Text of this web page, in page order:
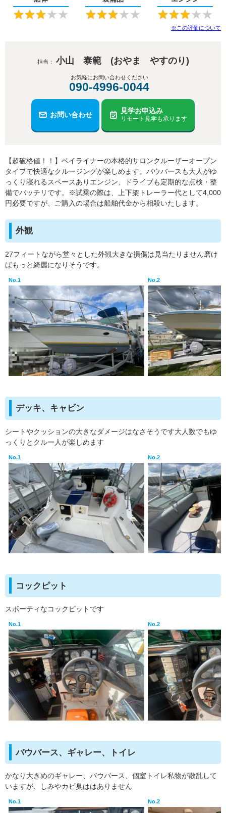
★★★★★ ★★★★★ ★★★★★
※この評価について
担当： 小山 泰範 (おやま やすのり)
お気軽にお問い合わせください
090-4996-0044
お問い合わせ 見学お申込み
リモート見学も承ります
【超破格値！！】ベイライナーの本格的サロンクルーザーオープン
タイプで快適なクルージングが楽しめます。バウバースも大人がゆ
っくり寝れるスペースありエンジン、ドライブも定期的な点検・整
備でバッチリです。※試乗の際は、上下架トレーラー代として4,000
円必要ですが、ご購入の場合は船舶代金から相殺いたします。
外観
27フィートながら堂々とした外観大きな損傷は見当たりません磨け
ばもっと綺麗になりそうです。
No.1 No.2
デッキ、キャビン
シートやクッションの大きなダメージはなさそうです大人数でもゆ
っくりとクルー人が楽しめます
No.1 No.2
コックピット
スポーティなコックピットです
No.1 No.2
バウバース、ギャレー、トイレ
かなり大きめのギャレー、バウバース、個室トイレ私物が散乱して
いますが、しみやカビ臭ははありません
No.1 No.2